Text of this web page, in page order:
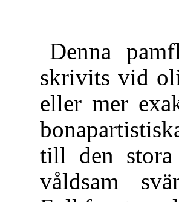
Denna
skrivits vid
eller mer
till den stora
våldsam